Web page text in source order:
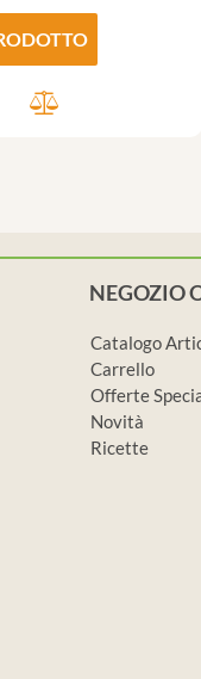
NEGOZIO
Catalogo
Carrello
Offerte
Novità
Ricette